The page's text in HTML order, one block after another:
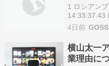
1 ロシアン
14:33:37.43
2BP(4000)
sssp://
4日前
横山太一
業理由に